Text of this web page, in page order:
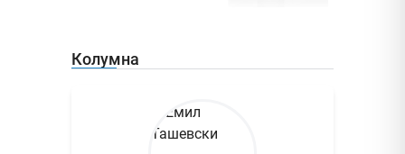
Колумна